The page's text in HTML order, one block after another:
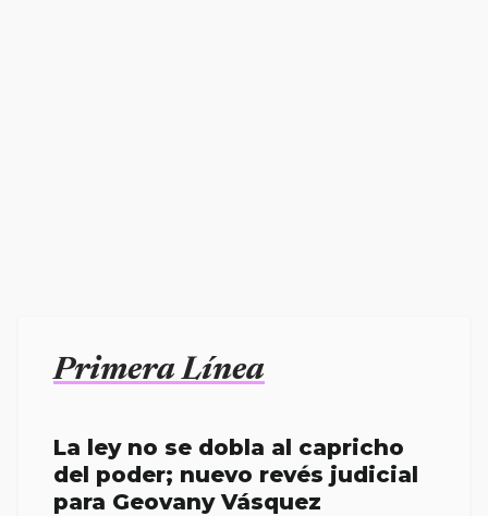
Primera Línea
La ley no se dobla al capricho
del poder; nuevo revés judicial
para Geovany Vásquez